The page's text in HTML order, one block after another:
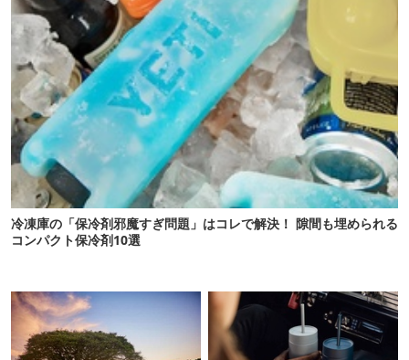
冷凍庫の「保冷剤邪魔すぎ問題」はコレで解決！ 隙間も埋められる
コンパクト保冷剤10選